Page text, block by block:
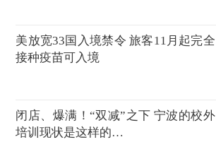
美放宽33国入境禁令 旅客11月起完全
接种疫苗可入境
闭店、爆满！“双减”之下 宁波的校外
培训现状是这样的…